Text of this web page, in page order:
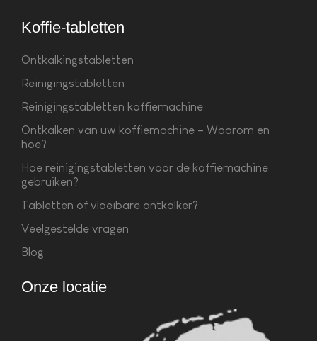
Koffie-tabletten
Ontkalkingstabletten
Reinigingstabletten
Reinigingstabletten koffiemachine
Ontkalken van uw koffiemachine – Waarom en
hoe?
Hoe reinigingstabletten voor de koffiemachine
gebruiken?
Tabletten of vloeibare ontkalker?
Veelgestelde vragen
Blog
Onze locatie